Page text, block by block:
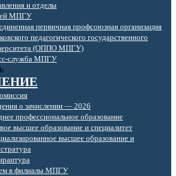
и отделы
МПГУ
первичная профсоюзная организация
педагогического государственного
(ОППО МПГУ)
служба МПГУ
о зачислении — 2026
профессиональное образование
высшее образование и специалитет
высшее образование и
в филиалы МПГУ